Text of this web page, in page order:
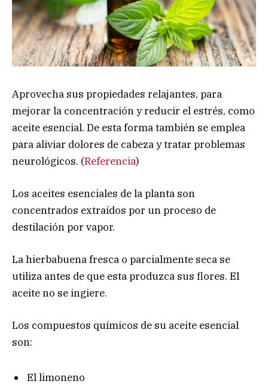
Aprovecha sus propiedades relajantes, para
mejorar la concentración y reducir el estrés, como
aceite esencial. De esta forma también se emplea
para aliviar dolores de cabeza y tratar problemas
neurológicos. (Referencia)
Los aceites esenciales de la planta son
concentrados extraídos por un proceso de
destilación por vapor.
La hierbabuena fresca o parcialmente seca se
utiliza antes de que esta produzca sus flores. El
aceite no se ingiere.
Los compuestos químicos de su aceite esencial
son:
El limoneno